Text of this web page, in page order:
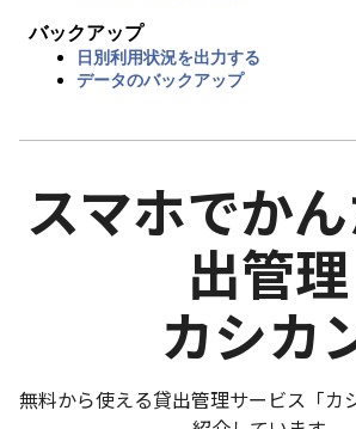
バックアップ
日別利用状況を出力する
データのバックアップ
スマホでか
出管理
カシカ
無料から使える貸出管理サービス「カ